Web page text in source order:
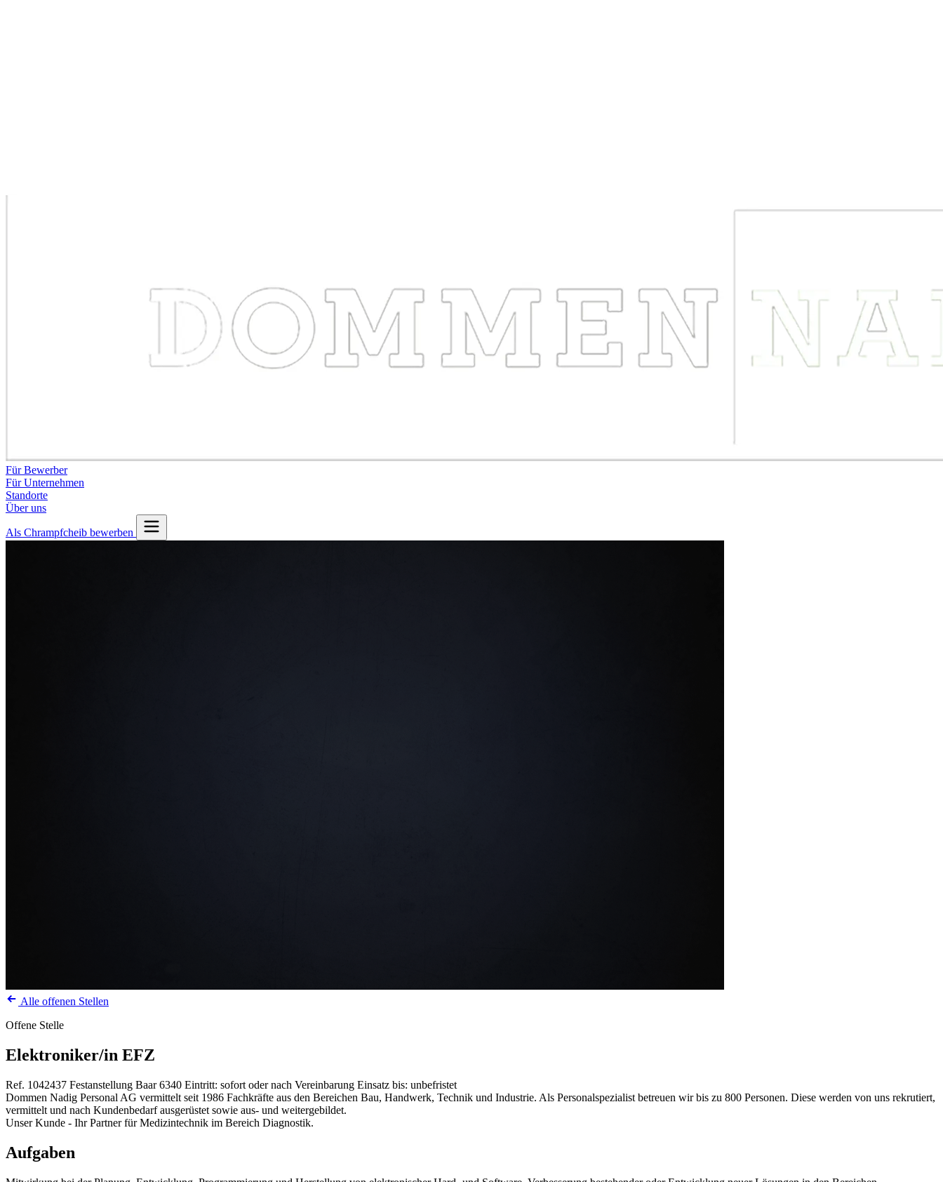
Für Bewerber
Für Unternehmen
Standorte
Über uns
Als Chrampfcheib bewerben
Alle offenen Stellen
Offene Stelle
Elektroniker/in EFZ
Ref. 1042437 Festanstellung Baar 6340 Eintritt: sofort oder nach Vereinbarung Einsatz bis: unbefristet
Dommen Nadig Personal AG vermittelt seit 1986 Fachkräfte aus den Bereichen Bau, Handwerk, Technik und Industrie. Als Personalspezialist betreuen wir bis zu 800 Personen. Diese werden von uns rekrutiert,
vermittelt und nach Kundenbedarf ausgerüstet sowie aus- und weitergebildet.
Unser Kunde - Ihr Partner für Medizintechnik im Bereich Diagnostik.
Aufgaben